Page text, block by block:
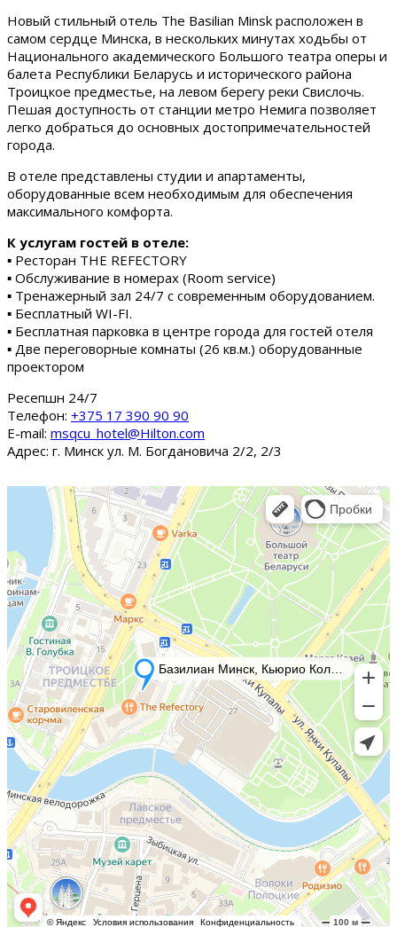
Новый стильный отель The Basilian Minsk расположен в
самом сердце Минска, в нескольких минутах ходьбы от
Национального академического Большого театра оперы и
балета Республики Беларусь и исторического района
Троицкое предместье, на левом берегу реки Свислочь.
Пешая доступность от станции метро Немига позволяет
легко добраться до основных достопримечательностей
города.
В отеле представлены студии и апартаменты,
оборудованные всем необходимым для обеспечения
максимального комфорта.
К услугам гостей в отеле:
▪ Ресторан THE REFECTORY
▪ Обслуживание в номерах (Room service)
▪ Тренажерный зал 24/7 с современным оборудованием.
▪ Бесплатный WI-FI.
▪ Бесплатная парковка в центре города для гостей отеля
▪ Две переговорные комнаты (26 кв.м.) оборудованные
проектором
Ресепшн 24/7
Tелефон: +375 17 390 90 90
E-mail: msqcu_hotel@Hilton.com
Адрес: г. Минск ул. М. Богдановича 2/2, 2/3